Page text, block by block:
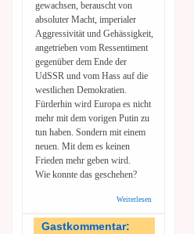
gewachsen, berauscht von
absoluter Macht, imperialer
Aggressivität und Gehässigkeit,
angetrieben vom Ressentiment
gegenüber dem Ende der
UdSSR und vom Hass auf die
westlichen Demokratien.
Fürderhin wird Europa es nicht
mehr mit dem vorigen Putin zu
tun haben. Sondern mit einem
neuen. Mit dem es keinen
Frieden mehr geben wird.
Wie konnte das geschehen?
Weiterlesen
Gastkommentar: